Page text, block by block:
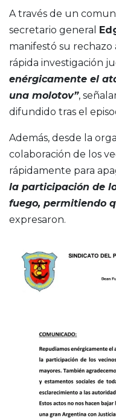
A través de un
secretario general
manifestó su
rápida investigación
enérgicamente el
una molotov”,
difundido tras el
Además, desde la
colaboración de los
rápidamente para
la participación de
fuego, permitiendo
expresaron.